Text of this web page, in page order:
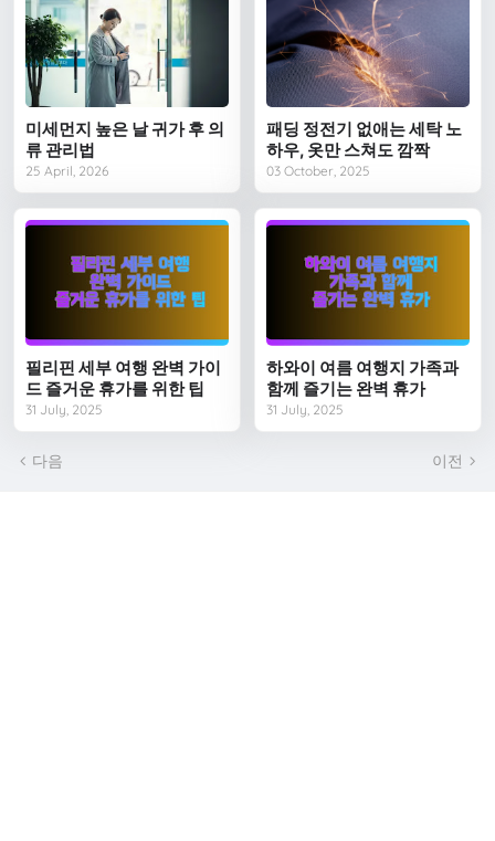
미세먼지 높은 날 귀가 후 의
류 관리법
25 April, 2026
패딩 정전기 없애는 세탁 노
하우, 옷만 스쳐도 깜짝
03 October, 2025
필리핀 세부 여행 완벽 가이
드 즐거운 휴가를 위한 팁
31 July, 2025
하와이 여름 여행지 가족과
함께 즐기는 완벽 휴가
31 July, 2025
다음 이전